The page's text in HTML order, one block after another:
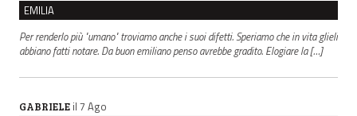
EMILIA
Per renderlo più "umano" troviamo anche i suoi difetti. Speriamo che in vita glieli
abbiano fatti notare. Da buon emiliano penso avrebbe gradito. Elogiare la […]
GABRIELE il 7 Ago